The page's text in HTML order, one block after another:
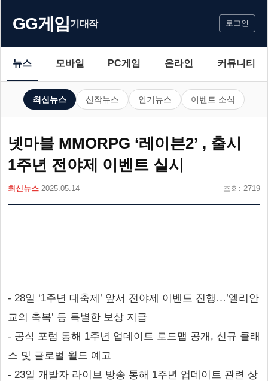
GG게임기대작 로그인
뉴스 모바일 PC게임 온라인 커뮤니티
최신뉴스 신작뉴스 인기뉴스 이벤트 소식
넷마블 MMORPG ‘레이븐2’ , 출시
1주년 전야제 이벤트 실시
최신뉴스 2025.05.14 조회: 2719
- 28일 ‘1주년 대축제’ 앞서 전야제 이벤트 진행…’엘리안
교의 축복’ 등 특별한 보상 지급
- 공식 포럼 통해 1주년 업데이트 로드맵 공개, 신규 클래
스 및 글로벌 월드 예고
- 23일 개발자 라이브 방송 통해 1주년 업데이트 관련 상